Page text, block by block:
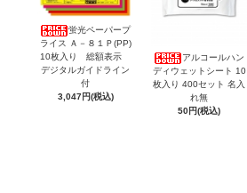
蛍光ペーパープ
ライス Ａ－８１Ｐ(PP)
10枚入り 総額表示
デジタルガイドライン
付
3,047円(税込)
アルコールハン
ディウェットシート 10
枚入り 400セット 名入
れ無
50円(税込)